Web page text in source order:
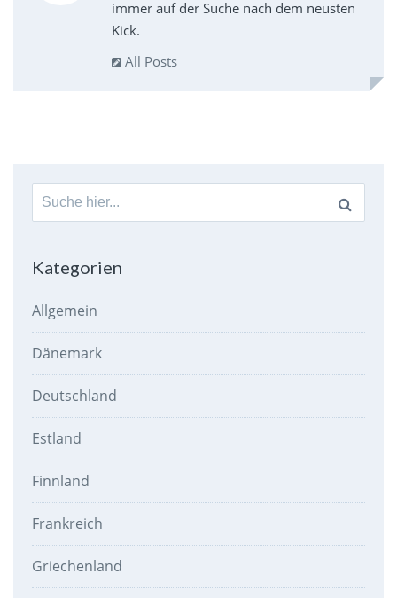
immer auf der Suche nach dem neusten
Kick.
All Posts
Suche
nach:
Kategorien
Allgemein
Dänemark
Deutschland
Estland
Finnland
Frankreich
Griechenland